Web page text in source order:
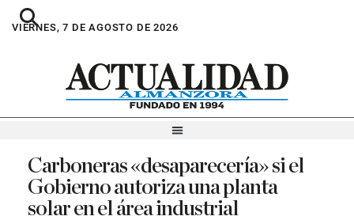
VIERNES, 7 DE AGOSTO DE 2026
Carboneras «desaparecería» si el
Gobierno autoriza una planta
solar en el área industrial